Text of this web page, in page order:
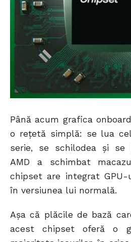
Până acum grafica
o rețetă simplă: se lua
serie, se schilodea și se
AMD a schimbat
chipset are integrat GPU-
în versiunea lui normală.
Așa că plăcile de bază
acest chipset oferă o